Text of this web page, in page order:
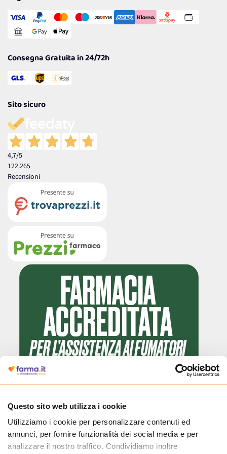
Questo sito web utilizza i cookie
Utilizziamo i cookie per personalizzare contenuti ed
annunci, per fornire funzionalità dei social media e per
analizzare il nostro traffico. Condividiamo inoltre
Gestisci Cookie
Reso Facile e Veloce
Consegna Gratuita in 24/72h
Sito sicuro
4,7/5
122.265
Recensioni
Cliccando il badge, puoi verificare che Farma.it è un'entità regolarmente
autorizzata dal Ministero della Salute a effettuare la vendita online di
medicinali.